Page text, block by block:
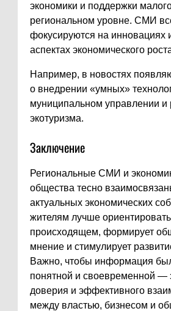
экономики и поддержки
региональном уровне. СМИ
фокусируются на инновациях
аспектах экономического
Например, в новостях
о внедрении «умных»
муниципальном управлении и
экотуризма.
Заключение
Региональные СМИ и
общества тесно
актуальных экономических
жителям лучше
происходящем, формирует
мнение и стимулирует
Важно, чтобы информация
понятной и своевременной —
доверия и эффективного
между властью, бизнесом и